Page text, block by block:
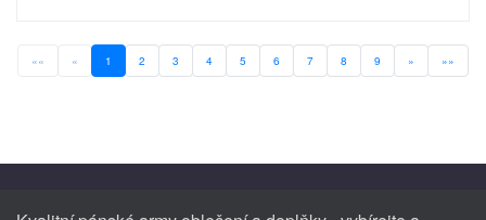
«« « 1 2 3 4 5 6 7 8 9 » »»